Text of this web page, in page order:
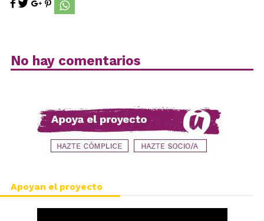
No hay comentarios
Apoyan el proyecto